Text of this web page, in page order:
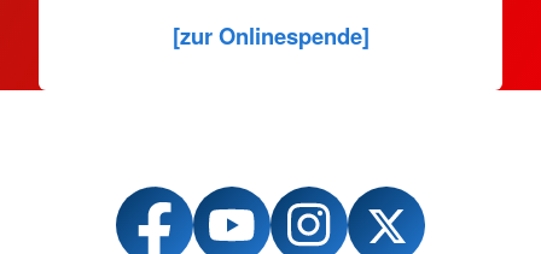
[zur Onlinespende]